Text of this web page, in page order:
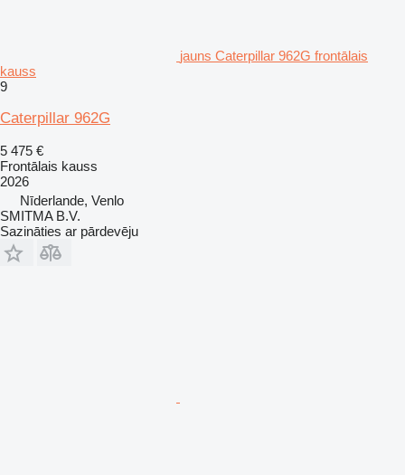
jauns Caterpillar 962G frontālais
kauss
9
Caterpillar 962G
5 475 €
Frontālais kauss
2026
Nīderlande, Venlo
SMITMA B.V.
Sazināties ar pārdevēju